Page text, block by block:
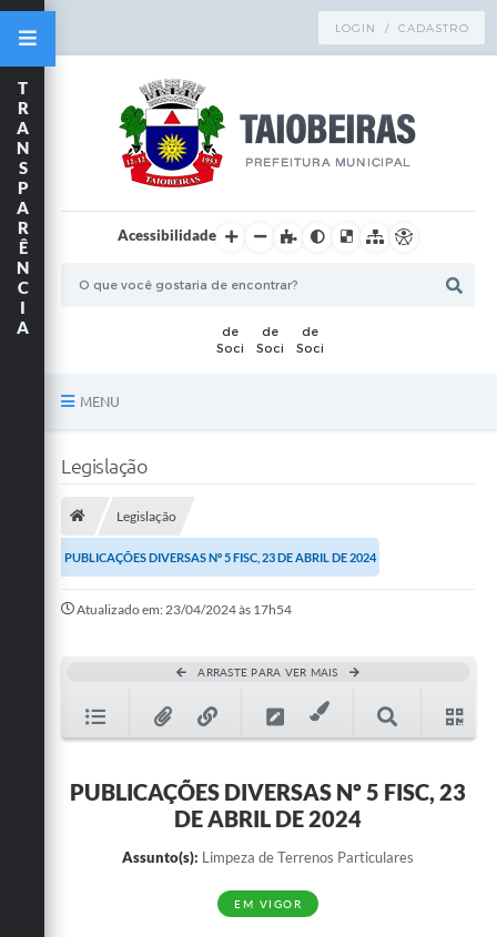
LOGIN / CADASTRO
Acessibilidade
MENU
Publicações
A Prefeitura
Ouvidoria
Legislação
T
R
A
N
S
P
A
R
Ê
N
C
I
A
Legislação
Legislação
PUBLICAÇÕES DIVERSAS Nº 5 FISC, 23 DE ABRIL DE 2024
Atualizado em: 23/04/2024 às 17h54
ARRASTE PARA VER MAIS
PUBLICAÇÕES DIVERSAS Nº 5 FISC, 23
DE ABRIL DE 2024
Assunto(s): Limpeza de Terrenos Particulares
EM VIGOR